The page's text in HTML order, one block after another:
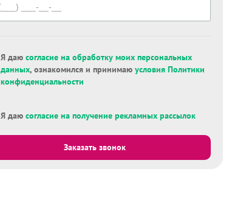
Я даю согласие на обработку моих персональных
данных, ознакомился и принимаю условия Политики
конфиденциальности
Я даю согласие на получение рекламных рассылок
Заказать звонок